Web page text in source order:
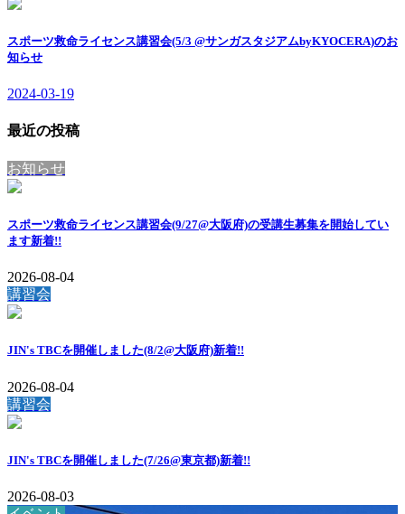
スポーツ救命ライセンス講習会(5/3 @サンガスタジアムbyKYOCERA)のお
知らせ
2024-03-19
最近の投稿
お知らせ
スポーツ救命ライセンス講習会(9/27@大阪府)の受講生募集を開始してい
ます新着!!
2026-08-04
講習会
JIN's TBCを開催しました(8/2@大阪府)新着!!
2026-08-04
講習会
JIN's TBCを開催しました(7/26@東京都)新着!!
2026-08-03